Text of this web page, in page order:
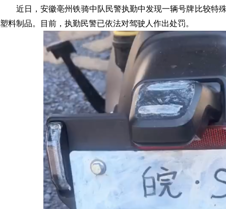
近日，安徽亳州铁骑中队民警执勤中发现一辆号牌比较特
塑料制品。目前，执勤民警已依法对驾驶人作出处罚。